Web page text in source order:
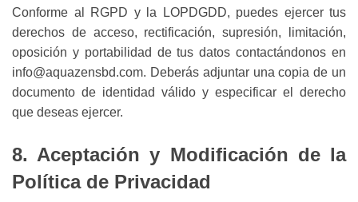
Conforme al RGPD y la LOPDGDD, puedes ejercer tus
derechos de acceso, rectificación, supresión, limitación,
oposición y portabilidad de tus datos contactándonos en
info@aquazensbd.com. Deberás adjuntar una copia de un
documento de identidad válido y especificar el derecho
que deseas ejercer.
8. Aceptación y Modificación de la
Política de Privacidad